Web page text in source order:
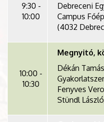
9:30 -
10:00
Debreceni
Campus
(4032
10:00 -
10:30
Megnyitó,
Dékán
Fenyves
Stündl